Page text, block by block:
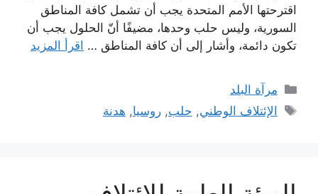
اقترحتها الأمم المتحدة يجب أن تشمل كافة المناطق
السورية، وليس حلب وحدها، مضيفًا أنّ الحلول يجب أن
تكون دائمة، وأشار إلى أن كافة المناطق … اقرأ المزيد
التصنيفات
مرآة البلد
الوسوم
الإئتلاف الوطني, حلب,روسيا, هدنة